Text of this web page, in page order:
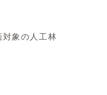
象の人工林